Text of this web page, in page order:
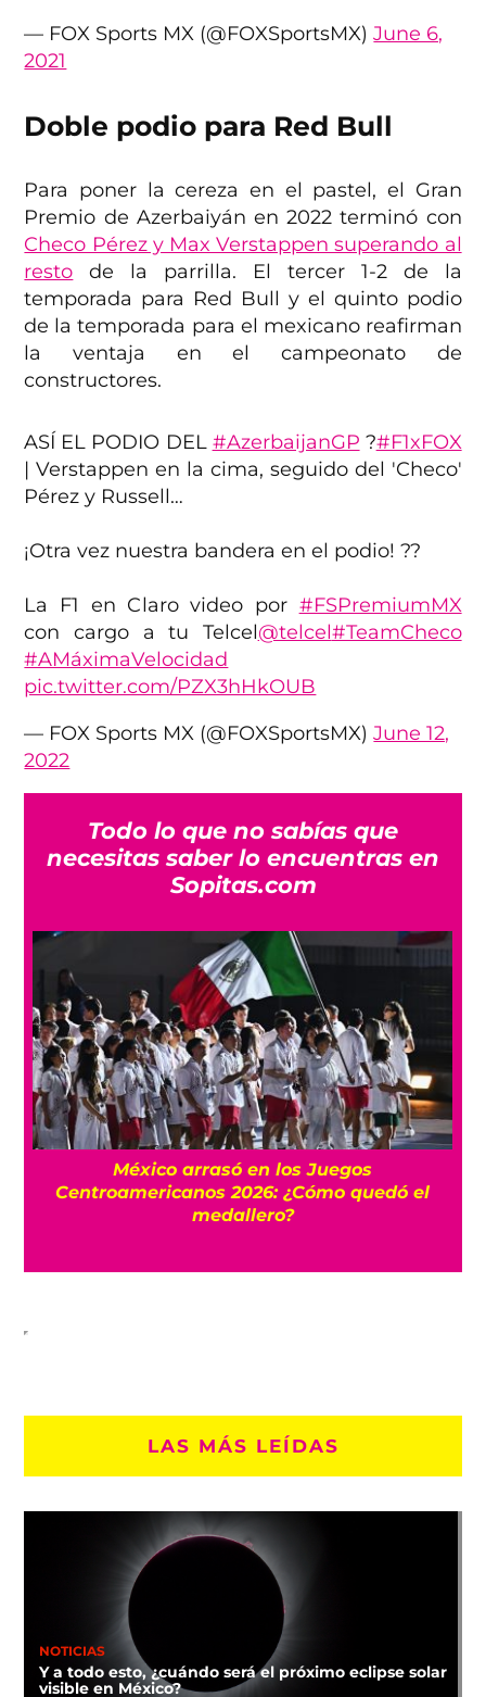
— FOX Sports MX (@FOXSportsMX)June 6,
2021
Doble podio para Red Bull
Para poner la cereza en el pastel, el Gran
Premio de Azerbaiyán en 2022 terminó con
Checo Pérez y Max Verstappen superando al
resto de la parrilla. El tercer 1-2 de la
temporada para Red Bull y el quinto podio
de la temporada para el mexicano reafirman
la ventaja en el campeonato de
constructores.
ASÍ EL PODIO DEL #AzerbaijanGP ?#F1xFOX
| Verstappen en la cima, seguido del 'Checo'
Pérez y Russell…
¡Otra vez nuestra bandera en el podio! ??
La F1 en Claro video por #FSPremiumMX
con cargo a tu Telcel@telcel#TeamCheco
#AMáximaVelocidad
pic.twitter.com/PZX3hHkOUB
— FOX Sports MX (@FOXSportsMX)June 12,
2022
Todo lo que no sabías que
necesitas saber lo encuentras en
Sopitas.com
México arrasó en los Juegos
Centroamericanos 2026: ¿Cómo quedó el
medallero?
LAS MÁS LEÍDAS
NOTICIAS
Y a todo esto, ¿cuándo será el próximo eclipse solar
visible en México?